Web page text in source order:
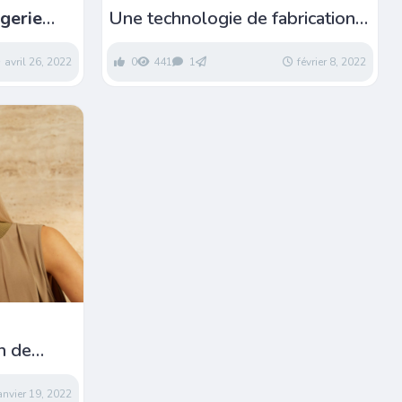
avril 26, 2022
Une technologie de fabrication
0 441 1 février 8, 2022
de
19, 2022